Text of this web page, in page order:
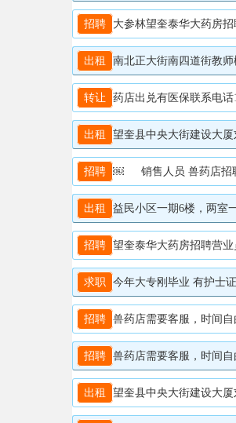
招聘 大参林望奎泰华大药房
出租 南北正大街南四道街教师
转让 药店出兑有医保联系电话
出租 望奎县中央大街建设大厦
招聘 ￼ 销售人员 兽药店招聘
出租 益民小区一期6楼，两室
招聘 望奎泰华大药房招聘营
求职 今年大专刚毕业 有护士
招聘 兽药店需要客服，时间
招聘 兽药店需要客服，时间
出租 望奎县中央大街建设大厦